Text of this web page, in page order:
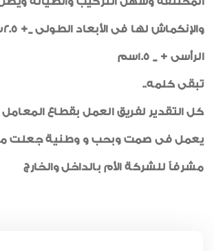
الرأسى + _ 1.5سم
تبقى كلمه..
كل التقدير لفريق العمل بقطاع المعامل
يعمل فى صمت وبحب و وطنية جعلت
مشرفاً للشركة الأم بالداخل والخارج